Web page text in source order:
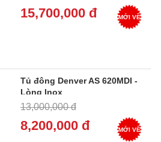
15,700,000 đ MỚI VỀ
Tủ đông Denver AS 620MDI -
Lòng Inox
13,000,000 đ
8,200,000 đ MỚI VỀ